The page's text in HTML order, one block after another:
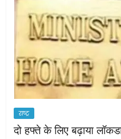
राष्ट्र
दो हफ्ते के लिए बढ़ाया